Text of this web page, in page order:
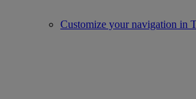
Customize your navigation in